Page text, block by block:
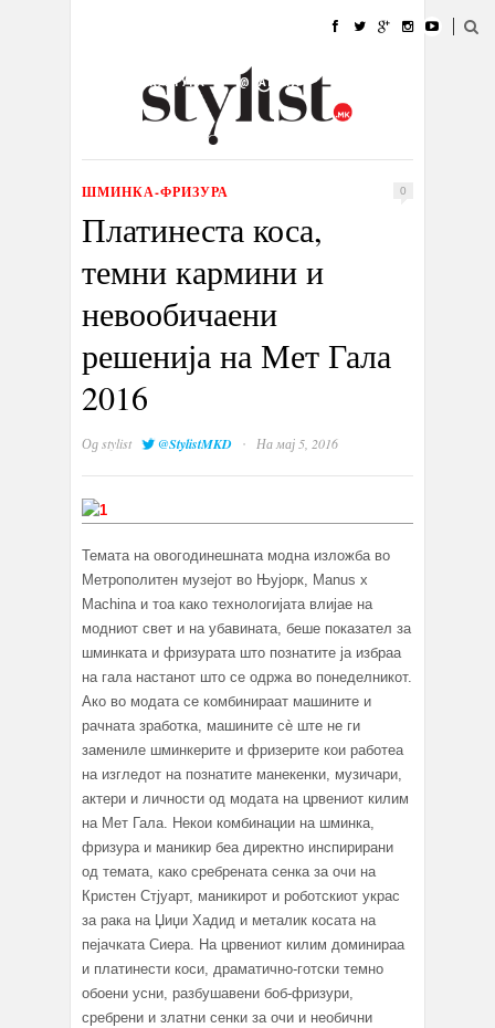
УБАВИНА
КУЛТУРА @РАБОТА
ИЗЛОГ
ШМИНКА-ФРИЗУРА 0
Платинеста коса,
темни кармини и
невообичаени
решенија на Мет Гала
2016
Одstylist @StylistMKD · На мај 5, 2016
Темата на овогодинешната модна изложба во
Метрополитен музејот во Њујорк, Manus x
Machina и тоа како технологијата влијае на
модниот свет и на убавината, беше показател за
шминката и фризурата што познатите ја избраа
на гала настанот што се одржа во понеделникот.
Ако во модата се комбинираат машините и
рачната зработка, машините сè ште не ги
замениле шминкерите и фризерите кои работеа
на изгледот на познатите манекенки, музичари,
актери и личности од модата на црвениот килим
на Мет Гала. Некои комбинации на шминка,
фризура и маникир беа директно инспирирани
од темата, како сребрената сенка за очи на
Кристен Стјуарт, маникирот и роботскиот украс
за рака на Џиџи Хадид и металик косата на
пејачката Сиера. На црвениот килим доминираа
и платинести коси, драматично-готски темно
обоени усни, разбушавени боб-фризури,
сребрени и златни сенки за очи и необични